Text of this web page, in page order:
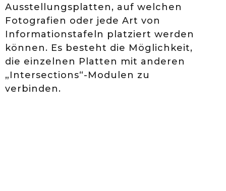
Ausstellungsplatten, auf welchen
Fotografien oder jede Art von
Informationstafeln platziert werden
können. Es besteht die Möglichkeit,
die einzelnen Platten mit anderen
„Intersections“-Modulen zu
verbinden.